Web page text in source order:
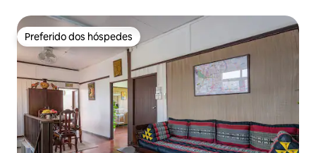
Preferido dos hóspedes
Preferido dos hóspedes